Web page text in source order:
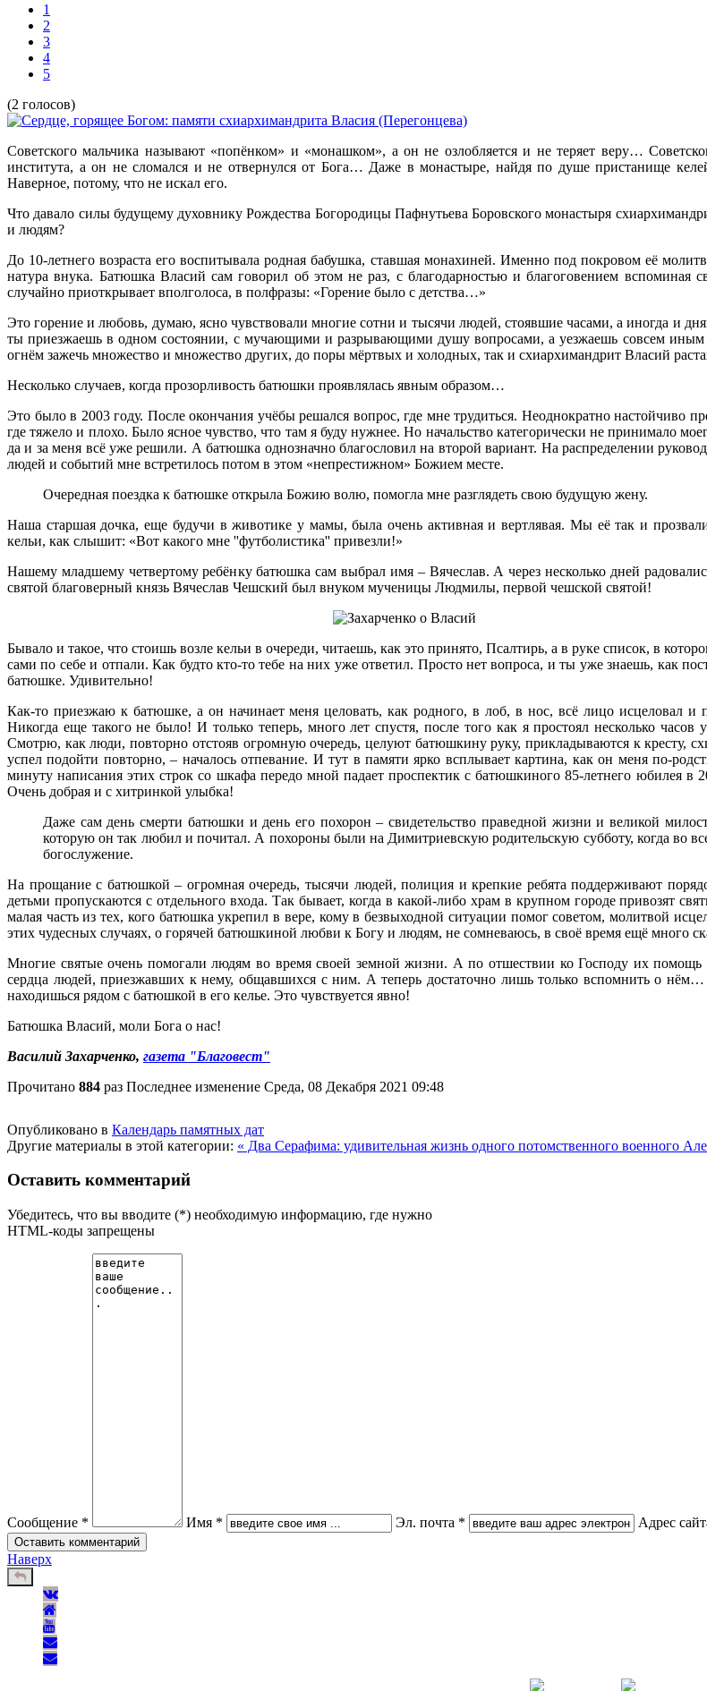
1
2
3
4
5
(2 голосов)
Советского мальчика называют «попёнком» и «монашком», а он не озлобляется и не теряет веру…
института, а он не сломался и не отвернулся от Бога… Даже в монастыре, найдя по душе пристанище
Наверное, потому, что не искал его.
Что давало силы будущему духовнику Рождества Богородицы Пафнутьева Боровского монастыря
и людям?
До 10-летнего возраста его воспитывала родная бабушка, ставшая монахиней. Именно под покровом её
натура внука. Батюшка Власий сам говорил об этом не раз, с благодарностью и благоговением
случайно приоткрывает вполголоса, в полфразы: «Горение было с детства…»
Это горение и любовь, думаю, ясно чувствовали многие сотни и тысячи людей, стоявшие часами, а иногда и
ты приезжаешь в одном состоянии, с мучающими и разрывающими душу вопросами, а уезжаешь совсем
огнём зажечь множество и множество других, до поры мёртвых и холодных, так и схиархимандрит Власий
Несколько случаев, когда прозорливость батюшки проявлялась явным образом…
Это было в 2003 году. После окончания учёбы решался вопрос, где мне трудиться. Неоднократно настойчиво
где тяжело и плохо. Было ясное чувство, что там я буду нужнее. Но начальство категорически не принимало
да и за меня всё уже решили. А батюшка однозначно благословил на второй вариант. На распределении
людей и событий мне встретилось потом в этом «непрестижном» Божием месте.
Очередная поездка к батюшке открыла Божию волю, помогла мне разглядеть свою будущую жену.
Наша старшая дочка, еще будучи в животике у мамы, была очень активная и вертлявая. Мы её так и
кельи, как слышит: «Вот какого мне ''футболистика'' привезли!»
Нашему младшему четвертому ребёнку батюшка сам выбрал имя – Вячеслав. А через несколько дней
святой благоверный князь Вячеслав Чешский был внуком мученицы Людмилы, первой чешской святой!
Бывало и такое, что стоишь возле кельи в очереди, читаешь, как это принято, Псалтирь, а в руке список, в
сами по себе и отпали. Как будто кто-то тебе на них уже ответил. Просто нет вопроса, и ты уже знаешь, как
батюшке. Удивительно!
Как-то приезжаю к батюшке, а он начинает меня целовать, как родного, в лоб, в нос, всё лицо
Никогда еще такого не было! И только теперь, много лет спустя, после того как я простоял несколько
Смотрю, как люди, повторно отстояв огромную очередь, целуют батюшкину руку, прикладываются к кресту,
успел подойти повторно, – началось отпевание. И тут в памяти ярко всплывает картина, как он меня по-
минуту написания этих строк со шкафа передо мной падает проспектик с батюшкиного 85-летнего юбилея в
Очень добрая и с хитринкой улыбка!
Даже сам день смерти батюшки и день его похорон – свидетельство праведной жизни и великой
которую он так любил и почитал. А похороны были на Димитриевскую родительскую субботу, когда во
богослужение.
На прощание с батюшкой – огромная очередь, тысячи людей, полиция и крепкие ребята поддерживают
детьми пропускаются с отдельного входа. Так бывает, когда в какой-либо храм в крупном городе привозят
малая часть из тех, кого батюшка укрепил в вере, кому в безвыходной ситуации помог советом, молитвой
этих чудесных случаях, о горячей батюшкиной любви к Богу и людям, не сомневаюсь, в своё время ещё много
Многие святые очень помогали людям во время своей земной жизни. А по отшествии ко Господу их помощь
сердца людей, приезжавших к нему, общавшихся с ним. А теперь достаточно лишь только вспомнить о
находишься рядом с батюшкой в его келье. Это чувствуется явно!
Батюшка Власий, моли Бога о нас!
Василий Захарченко, газета "Благовест"
Прочитано 884 раз Последнее изменение Среда, 08 Декабря 2021 09:48
Опубликовано в Календарь памятных дат
Другие материалы в этой категории: « Два Серафима: удивительная жизнь одного потомственного военного
Оставить комментарий
Убедитесь, что вы вводите (*) необходимую информацию, где нужно
HTML-коды запрещены
Сообщение * Имя * Эл. почта * Адрес
Наверх